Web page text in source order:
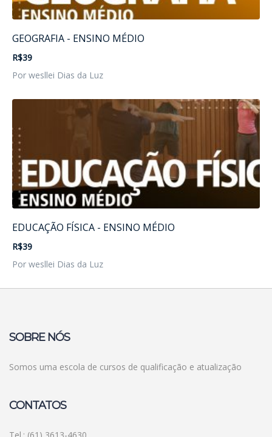
GEOGRAFIA - ENSINO MÉDIO
R$39
Por wesllei Dias da Luz
EDUCAÇÃO FÍSICA - ENSINO MÉDIO
R$39
Por wesllei Dias da Luz
SOBRE NÓS
Somos uma escola de cursos de qualificação e atualização
CONTATOS